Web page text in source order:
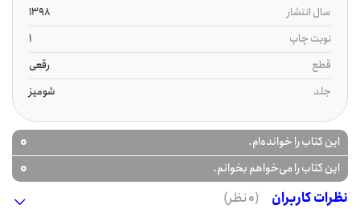
سال انتشار
1398
نوبت چاپ
1
قطع
رقعی
جلد
شومیز
این کتاب را خوانده‌ام. 0
این کتاب را می‌خواهم بخوانم.
0
نظرات کاربران
(0 نظر)